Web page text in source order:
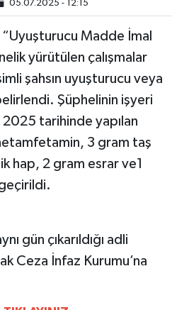
05.07.2025 - 12:15
Madde İmal
yürütülen çalışmalar
şahsın uyuşturucu veya
Şüphelinin işyeri
tarihinde yapılan
3 gram taş
hap, 2 gram esrar ve1
gün çıkarıldığı adli
Ceza İnfaz Kurumu’na